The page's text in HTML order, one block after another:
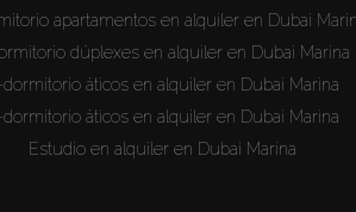
apartamentos en alquiler en Dubai
dúplexes en alquiler en Dubai Marina
áticos en alquiler en Dubai Marina
dormitorio áticos en alquiler en Dubai Marina
Estudio en alquiler en Dubai Marina